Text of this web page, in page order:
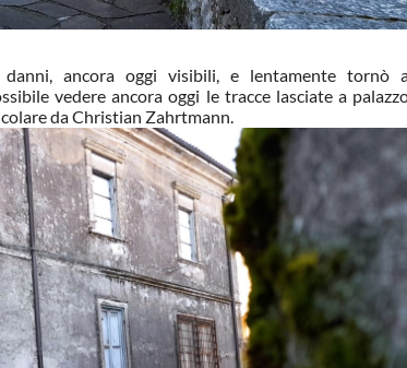
ancora oggi visibili, e lentamente tornò
vedere ancora oggi le tracce lasciate a
da Christian Zahrtmann.